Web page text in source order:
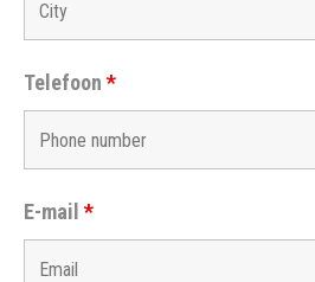
Telefoon *
E-mail *